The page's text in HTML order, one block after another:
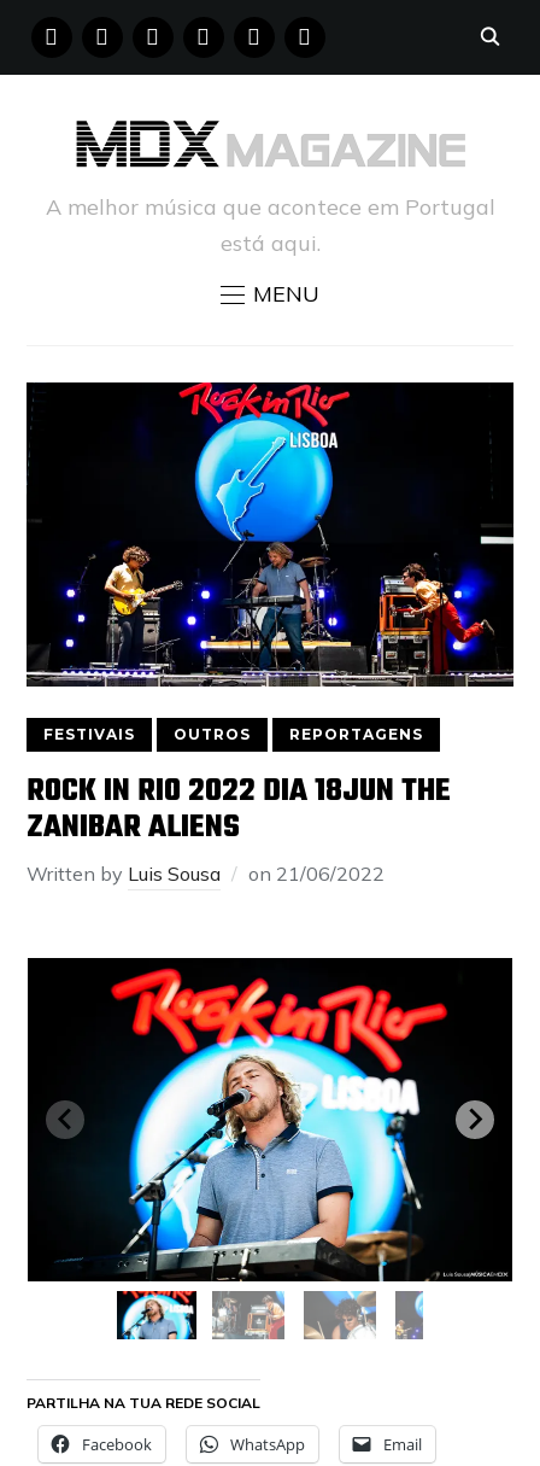
FACEBOOKINSTAGRAM
YOUTUBE PINTERESTTUMBLR
A melhor música que acontece em Portugal
está aqui.
MENU
FESTIVAIS OUTROS REPORTAGENS
ROCK IN RIO 2022 DIA 18JUN THE
ZANIBAR ALIENS
Written by Luis Sousa on 21/06/2022
PARTILHA NA TUA REDE SOCIAL
Facebook WhatsApp Email